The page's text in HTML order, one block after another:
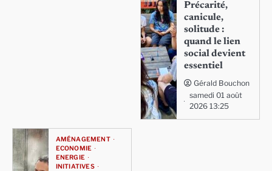
Précarité,
canicule,
solitude :
quand le lien
social devient
essentiel
Gérald Bouchon
samedi 01 août
2026 13:25
AMÉNAGEMENT
ECONOMIE
ENERGIE
INITIATIVES